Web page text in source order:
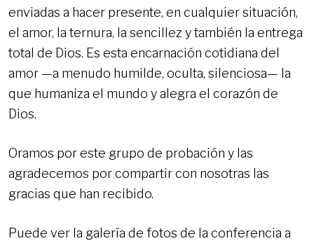
enviadas a hacer presente, en cualquier situación,
el amor, la ternura, la sencillez y también la entrega
total de Dios. Es esta encarnación cotidiana del
amor —a menudo humilde, oculta, silenciosa— la
que humaniza el mundo y alegra el corazón de
Dios.
Oramos por este grupo de probación y las
agradecemos por compartir con nosotras las
gracias que han recibido.
Puede ver la galería de fotos de la conferencia a